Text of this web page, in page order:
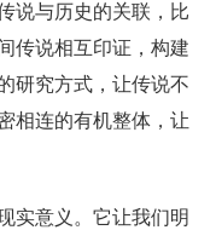
说与历史的关联，比
传说相互印证，构建
研究方式，让传说不
相连的有机整体，让
实意义。它让我们明